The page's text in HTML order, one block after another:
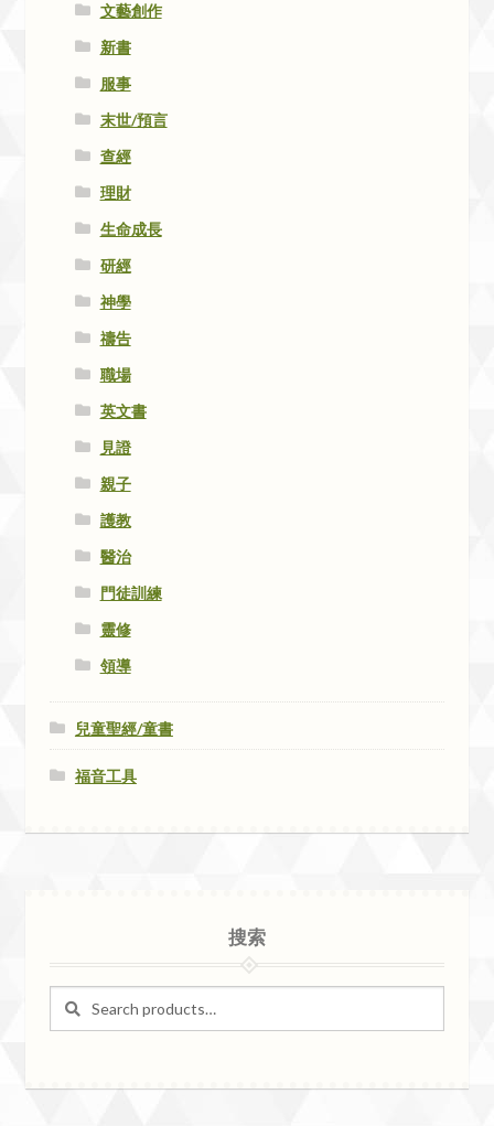
文藝創作
新書
服事
末世/預言
查經
理財
生命成長
研經
神學
禱告
職場
英文書
見證
親子
護教
醫治
門徒訓練
靈修
領導
兒童聖經/童書
福音工具
搜索